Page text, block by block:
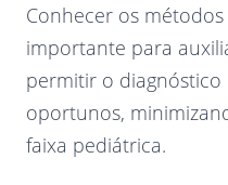
Conhecer os
importante para
permitir o
oportunos,
faixa pediátrica.